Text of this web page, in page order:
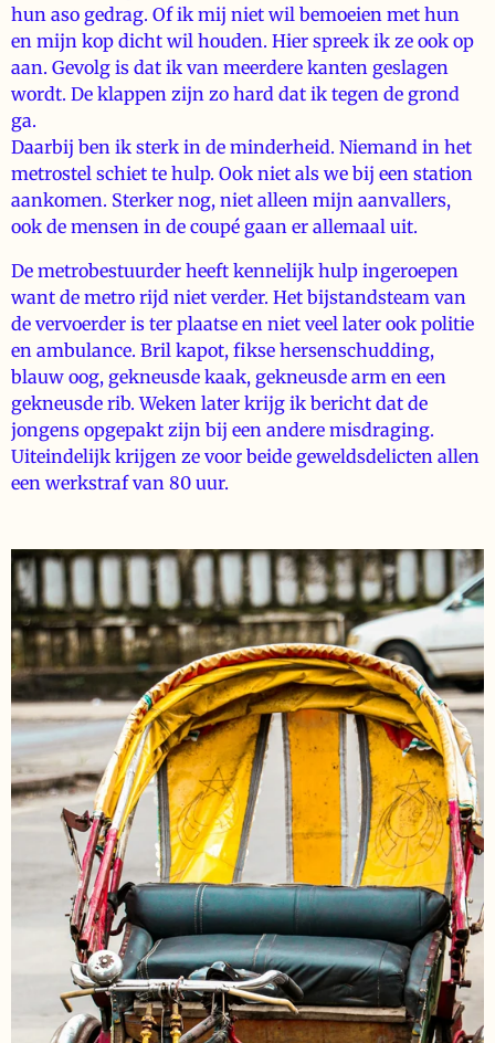
hun aso gedrag. Of ik mij niet wil bemoeien met hun
en mijn kop dicht wil houden. Hier spreek ik ze ook op
aan. Gevolg is dat ik van meerdere kanten geslagen
wordt. De klappen zijn zo hard dat ik tegen de grond
ga.
Daarbij ben ik sterk in de minderheid. Niemand in het
metrostel schiet te hulp. Ook niet als we bij een station
aankomen. Sterker nog, niet alleen mijn aanvallers,
ook de mensen in de coupé gaan er allemaal uit.
De metrobestuurder heeft kennelijk hulp ingeroepen
want de metro rijd niet verder. Het bijstandsteam van
de vervoerder is ter plaatse en niet veel later ook politie
en ambulance. Bril kapot, fikse hersenschudding,
blauw oog, gekneusde kaak, gekneusde arm en een
gekneusde rib. Weken later krijg ik bericht dat de
jongens opgepakt zijn bij een andere misdraging.
Uiteindelijk krijgen ze voor beide geweldsdelicten allen
een werkstraf van 80 uur.